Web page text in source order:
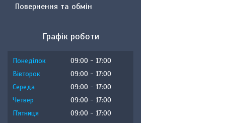
Повернення та обмін
Графік роботи
Понеділок 09:00
17:00
Вівторок
09:00
17:00
Середа
09:00
17:00
Четвер
09:00
17:00
Пʼятниця
09:00
17:00